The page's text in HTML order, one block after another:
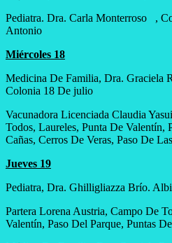
Pediatra. Dra. Carla Monterroso ,
Antonio
Miércoles 18
Medicina De Familia, Dra. Graciela
Colonia 18 De julio
Vacunadora Licenciada Claudia
Todos, Laureles, Punta De Valentín,
Cañas, Cerros De Veras, Paso De
Jueves 19
Pediatra, Dra. Ghilligliazza Brío.
Partera Lorena Austria, Campo De
Valentín, Paso Del Parque, Puntas